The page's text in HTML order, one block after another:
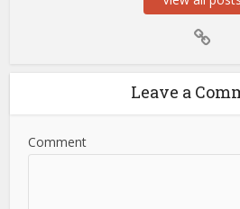
Leave a
Comment